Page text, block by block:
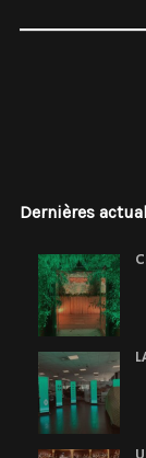
Dernières